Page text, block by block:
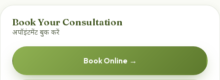
Book Your Consultation
अपॉइंटमेंट बुक करें
Book Online →